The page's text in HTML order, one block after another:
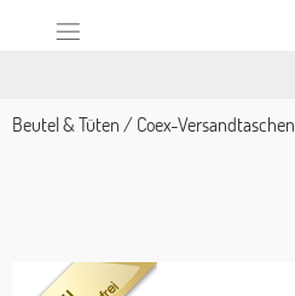
Beutel & Tüten / Coex-Versandtaschen